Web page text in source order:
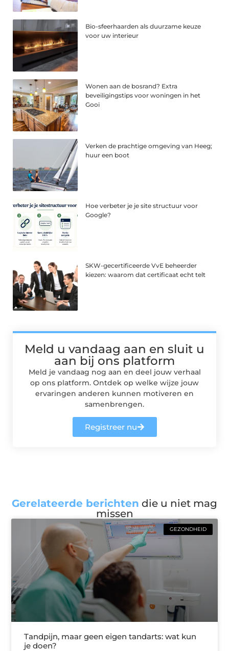
Bio-sfeerhaarden als duurzame keuze
voor uw interieur
Wonen aan de bosrand? Extra
beveiligingstips voor woningen in het
Gooi
Verken de prachtige omgeving van Heeg;
huur een boot
Hoe verbeter je je site structuur voor
Google?
SKW-gecertificeerde VvE beheerder
kiezen: waarom dat certificaat echt telt
Meld u vandaag aan en sluit u
aan bij ons platform
Meld je vandaag nog aan en deel jouw verhaal
op ons platform. Ontdek op welke wijze jouw
ervaringen anderen kunnen motiveren en
samenbrengen.
Registreer nu
Gerelateerde berichten die u niet mag
missen
GEZONDHEID
Tandpijn, maar geen eigen tandarts: wat kun
je doen?